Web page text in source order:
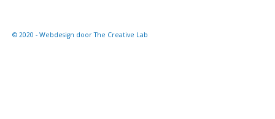
© 2020 - Webdesign door The Creative Lab